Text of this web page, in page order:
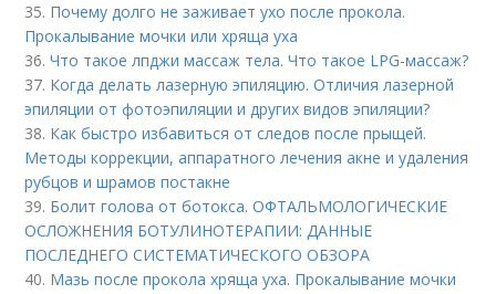
35. Почему долго не заживает ухо после прокола.
Прокалывание мочки или хряща уха
36.Что такое лпджи массаж тела. Что такое LPG-массаж?
37. Когда делать лазерную эпиляцию. Отличия лазерной
эпиляции от фотоэпиляции и других видов эпиляции?
38. Как быстро избавиться от следов после прыщей.
Методы коррекции, аппаратного лечения акне и удаления
рубцов и шрамов постакне
39. Болит голова от ботокса. ОФТАЛЬМОЛОГИЧЕСКИЕ
ОСЛОЖНЕНИЯ БОТУЛИНОТЕРАПИИ: ДАННЫЕ
ПОСЛЕДНЕГО СИСТЕМАТИЧЕСКОГО ОБЗОРА
40. Мазь после прокола хряща уха. Прокалывание мочки